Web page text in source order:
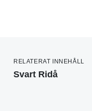
RELATERAT INNEHÅLL
Svart Ridå